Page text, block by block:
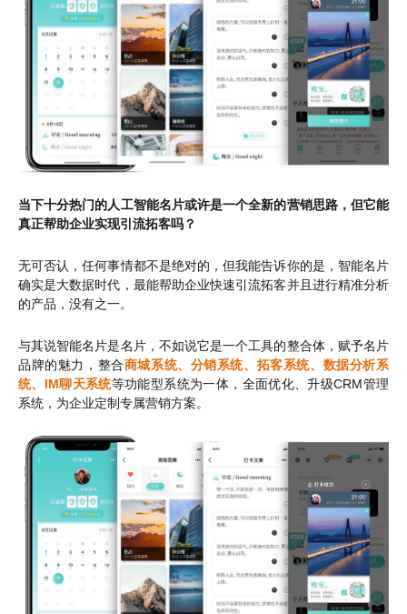
当下十分热门的人工智能名片或许是一个全新的营销思路，但它能
真正帮助企业实现引流拓客吗？
无可否认，任何事情都不是绝对的，但我能告诉你的是，智能名片
确实是大数据时代，最能帮助企业快速引流拓客并且进行精准分析
的产品，没有之一。
与其说智能名片是名片，不如说它是一个工具的整合体，赋予名片
品牌的魅力，整合商城系统、分销系统、拓客系统、数据分析系
统、IM聊天系统等功能型系统为一体，全面优化、升级CRM管理
系统，为企业定制专属营销方案。